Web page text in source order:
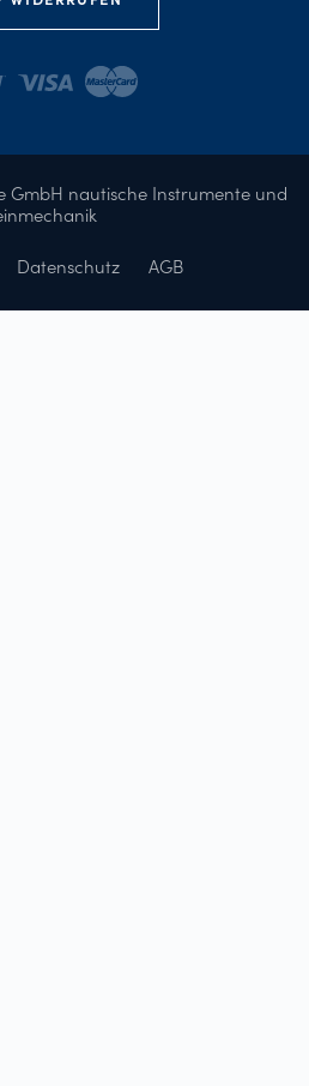
GmbH nautische Instrumente und
Datenschutz AGB